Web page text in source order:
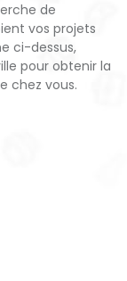
de
vos projets
ci-dessus,
pour obtenir la
chez vous.